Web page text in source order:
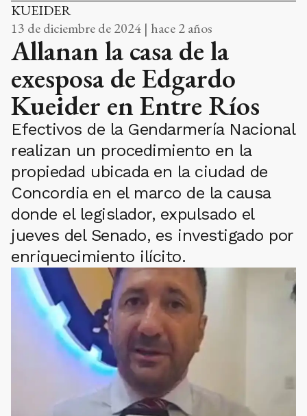
KUEIDER
13 de diciembre de 2024 | hace 2 años
Allanan la casa de la
exesposa de Edgardo
Kueider en Entre Ríos
Efectivos de la Gendarmería Nacional
realizan un procedimiento en la
propiedad ubicada en la ciudad de
Concordia en el marco de la causa
donde el legislador, expulsado el
jueves del Senado, es investigado por
enriquecimiento ilícito.